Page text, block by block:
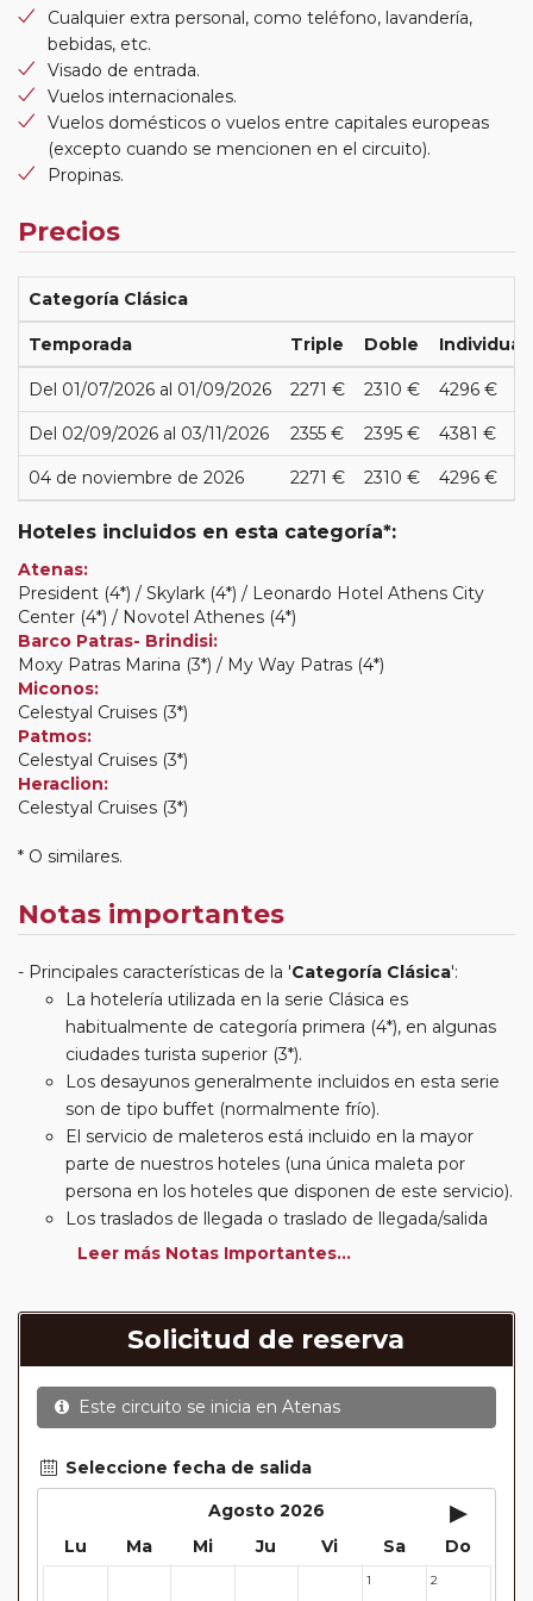
Cualquier extra personal, como teléfono, lavandería,
bebidas, etc.
Visado de entrada.
Vuelos internacionales.
Vuelos domésticos o vuelos entre capitales europeas
(excepto cuando se mencionen en el circuito).
Propinas.
Precios
Categoría Clásica
Temporada Triple Doble Individual
Del 01/07/2026 al 01/09/2026 2271 € 2310 € 4296 €
Del 02/09/2026 al 03/11/2026 2355 € 2395 € 4381 €
04 de noviembre de 2026 2271 € 2310 € 4296 €
Hoteles incluidos en esta categoría*:
Atenas:
President (4*) / Skylark (4*) / Leonardo Hotel Athens City
Center (4*) / Novotel Athenes (4*)
Barco Patras- Brindisi:
Moxy Patras Marina (3*) / My Way Patras (4*)
Miconos:
Celestyal Cruises (3*)
Patmos:
Celestyal Cruises (3*)
Heraclion:
Celestyal Cruises (3*)
* O similares.
Notas importantes
Principales características de la 'Categoría Clásica':
La hotelería utilizada en la serie Clásica es
habitualmente de categoría primera (4*), en algunas
ciudades turista superior (3*).
Los desayunos generalmente incluidos en esta serie
son de tipo buffet (normalmente frío).
El servicio de maleteros está incluido en la mayor
parte de nuestros hoteles (una única maleta por
persona en los hoteles que disponen de este servicio).
Los traslados de llegada o traslado de llegada/salida
estarán incluidos según itinerario.
suplemento de media pensión (incluirá un número de
almuerzos o cenas señalado en su itinerario).
En muchos itinerarios le incluimos algunas cenas. En
circuitos clásicos Europeos normalmente las entradas
mientras que en viajes regionales y otros viajes
incluimos muchas de las entradas. En todos los
circuitos incluimos visitas con guías locales en las
principales ciudades, en muchos incluimos diferentes
actividades y otros medios de transporte (funiculares,
Leer más Notas Importantes...
Solicitud de reserva
Este circuito se inicia en Atenas
Seleccione fecha de salida
Agosto 2026
▸
Lu Ma Mi Ju Vi Sa Do
1 2